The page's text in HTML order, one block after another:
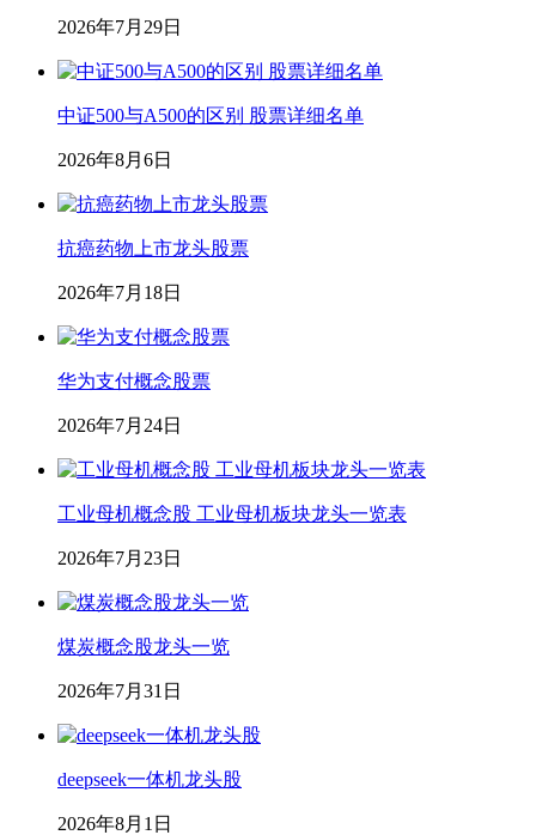
2026年7月29日
中证500与A500的区别 股票详细名单
2026年8月6日
抗癌药物上市龙头股票
2026年7月18日
华为支付概念股票
2026年7月24日
工业母机概念股 工业母机板块龙头一览表
2026年7月23日
煤炭概念股龙头一览
2026年7月31日
deepseek一体机龙头股
2026年8月1日